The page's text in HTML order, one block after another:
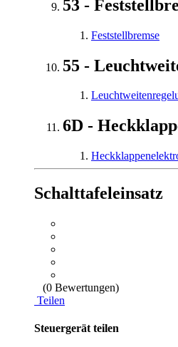
53 -
Feststellbremse
55 -
6D -
Schalttafeleinsatz
(0 Bewertungen)
Teilen
Steuergerät teilen